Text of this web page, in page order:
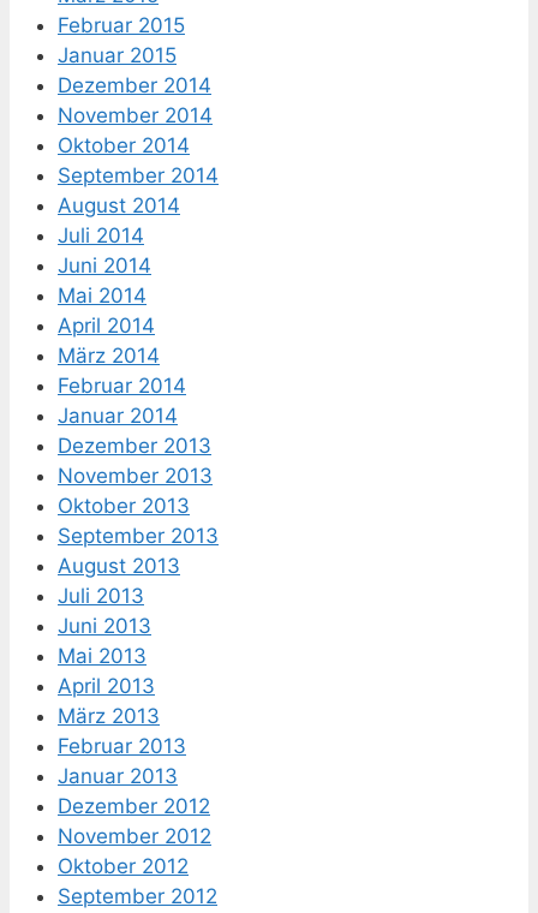
Februar 2015
Januar 2015
Dezember 2014
November 2014
Oktober 2014
September 2014
August 2014
Juli 2014
Juni 2014
Mai 2014
April 2014
März 2014
Februar 2014
Januar 2014
Dezember 2013
November 2013
Oktober 2013
September 2013
August 2013
Juli 2013
Juni 2013
Mai 2013
April 2013
März 2013
Februar 2013
Januar 2013
Dezember 2012
November 2012
Oktober 2012
September 2012